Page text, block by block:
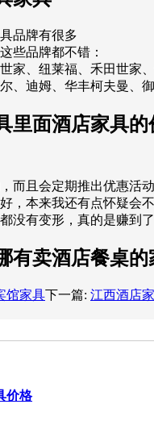
品牌有很多
些品牌都不错：
家、纽莱福、禾田世家
、迪姆、华丰柯夫曼、
里面酒店家具
而且会定期推出优惠活
，本来我还有点怀疑会
没有变形，真的是赚到了
有卖酒店餐桌的
馆家具下一篇: 江西酒店
价格